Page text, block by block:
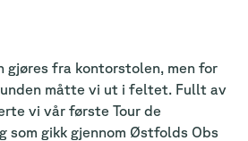
gjøres fra kontorstolen, men for
måtte vi ut i feltet. Fullt av
vi vår første Tour de
som gikk gjennom Østfolds Obs